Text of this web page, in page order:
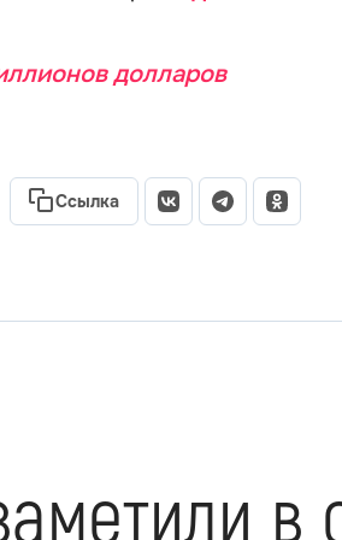
долларов
Ссылка
в